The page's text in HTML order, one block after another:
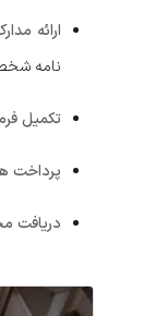
ارائه
نامه
تکمیل
پرداخت
دریافت